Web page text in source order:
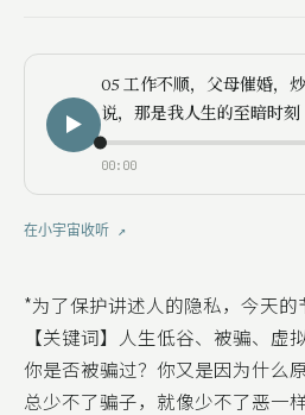
05 工作不顺，父母催婚，
说，那是我人生的至暗时刻
00:00
在小宇宙收听 ↗
*为了保护讲述人的隐私，今天的
【关键词】人生低谷、被骗、虚
你是否被骗过？你又是因为什么
总少不了骗子，就像少不了恶一